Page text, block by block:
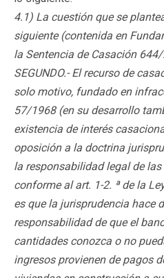
4.1) La cuestión que se
siguiente (contenida en
la Sentencia de Casación
SEGUNDO.- El recurso de
solo motivo, fundado en
57/1968 (en su desarrollo
existencia de interés
oposición a la doctrina
la responsabilidad legal de
conforme al art. 1-2. ª de la
es que la jurisprudencia hace
responsabilidad de que el
cantidades conozca o no
ingresos provienen de pagos